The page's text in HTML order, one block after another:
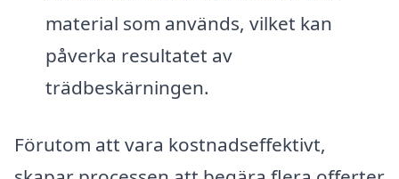
material som används, vilket kan
påverka resultatet av
trädbeskärningen.
Förutom att vara kostnadseffektivt,